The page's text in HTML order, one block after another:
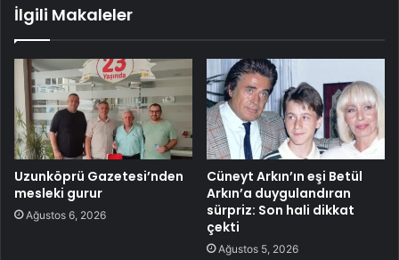
İlgili Makaleler
Uzunköprü Gazetesi’nden
mesleki gurur
Ağustos 6, 2026
Cüneyt Arkın’ın eşi Betül
Arkın’a duygulandıran
sürpriz: Son hali dikkat
çekti
Ağustos 5, 2026